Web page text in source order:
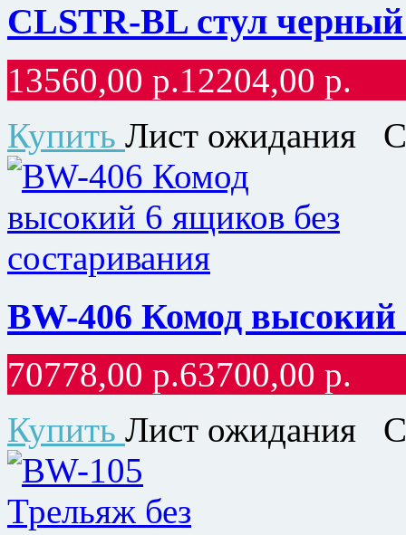
CLSTR-BL стул
13560,00 р.12204,00 р.
Купить Лист ожидания
BW-406 Комод высокий
70778,00 р.63700,00 р.
Купить Лист ожидания